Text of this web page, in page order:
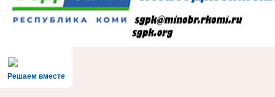
Решаем вместе